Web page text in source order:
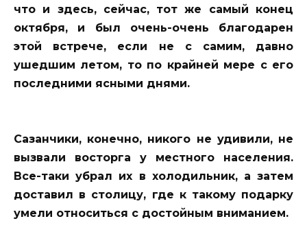
что и здесь, сейчас, тот же самый конец
октября, и был очень-очень благодарен
этой встрече, если не с самим, давно
ушедшим летом, то по крайней мере с его
последними ясными днями.
Сазанчики, конечно, никого не удивили, не
вызвали восторга у местного населения.
Все-таки убрал их в холодильник, а затем
доставил в столицу, где к такому подарку
умели относиться с достойным вниманием.